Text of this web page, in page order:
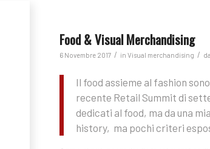
Food & Visual Merchandising
6 Novembre 2017 / in Visual merchandising / da
Il food assieme al fashion
recente Retail Summit di
dedicati al food, ma da una
history, ma pochi criteri